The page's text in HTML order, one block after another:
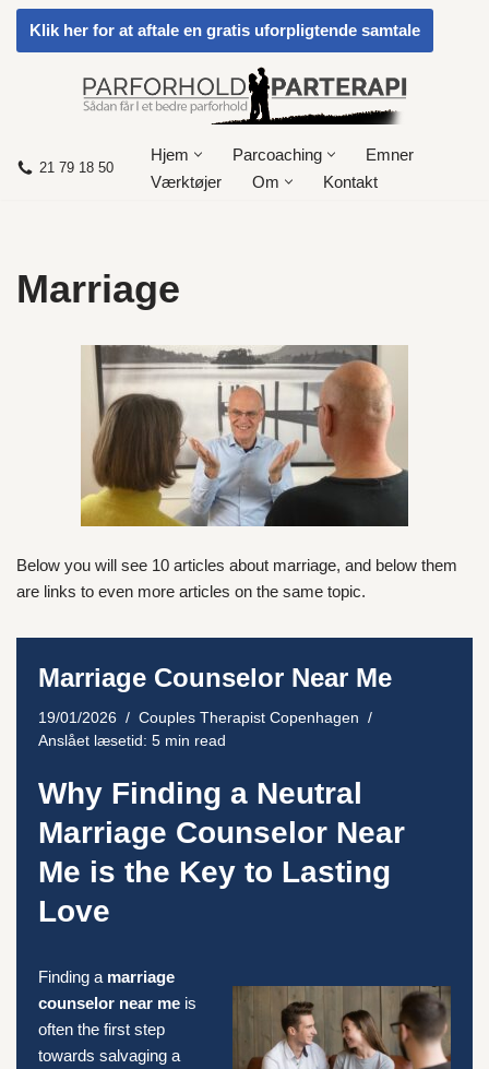
Spring
Klik her for at aftale en gratis uforpligtende samtale
21 79 18 50
Hjem Parcoaching
Emner
Værktøjer
Om Kontakt
Marriage
Below you will see 10 articles about marriage, and below them
are links to even more articles on the same topic.
Marriage Counselor Near Me
19/01/2026
Couples Therapist Copenhagen
Anslået læsetid: 5 min read
Why Finding a Neutral
Marriage Counselor Near
Me is the Key to Lasting
Love
Finding a marriage
counselor near me is
often the first step
towards salvaging a